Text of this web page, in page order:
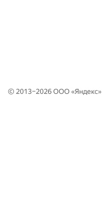
© 2013–2026 ООО «Яндекс»